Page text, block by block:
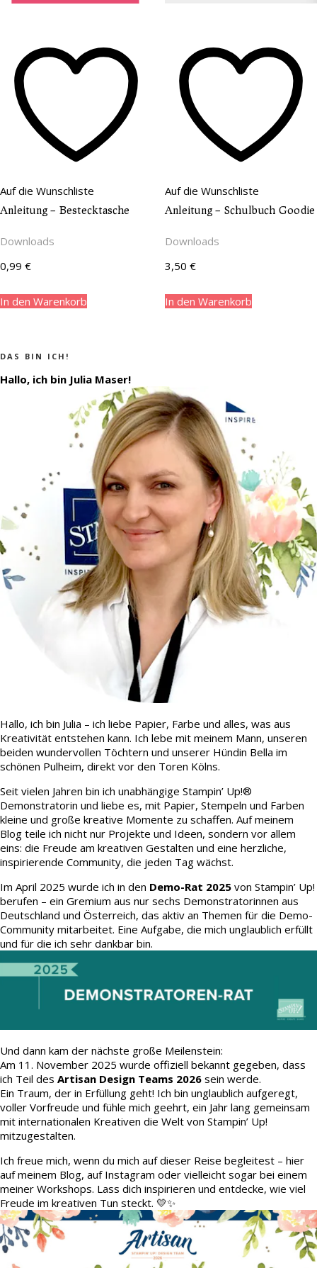
Auf die Wunschliste
Anleitung – Bestecktasche
Downloads
0,99 €
In den Warenkorb
Auf die Wunschliste
Anleitung – Schulbuch Goodie
Downloads
3,50 €
In den Warenkorb
DAS BIN ICH!
Hallo, ich bin Julia Maser!
Hallo, ich bin Julia – ich liebe Papier, Farbe und alles, was aus
Kreativität entstehen kann. Ich lebe mit meinem Mann, unseren
beiden wundervollen Töchtern und unserer Hündin Bella im
schönen Pulheim, direkt vor den Toren Kölns.
Seit vielen Jahren bin ich unabhängige Stampin’ Up!®
Demonstratorin und liebe es, mit Papier, Stempeln und Farben
kleine und große kreative Momente zu schaffen. Auf meinem
Blog teile ich nicht nur Projekte und Ideen, sondern vor allem
eins: die Freude am kreativen Gestalten und eine herzliche,
inspirierende Community, die jeden Tag wächst.
Im April 2025 wurde ich in den Demo-Rat 2025 von Stampin’ Up!
berufen – ein Gremium aus nur sechs Demonstratorinnen aus
Deutschland und Österreich, das aktiv an Themen für die Demo-
Community mitarbeitet. Eine Aufgabe, die mich unglaublich erfüllt
und für die ich sehr dankbar bin.
Und dann kam der nächste große Meilenstein:
Am 11. November 2025 wurde offiziell bekannt gegeben, dass
ich Teil des Artisan Design Teams 2026 sein werde.
Ein Traum, der in Erfüllung geht! Ich bin unglaublich aufgeregt,
voller Vorfreude und fühle mich geehrt, ein Jahr lang gemeinsam
mit internationalen Kreativen die Welt von Stampin’ Up!
mitzugestalten.
Ich freue mich, wenn du mich auf dieser Reise begleitest – hier
auf meinem Blog, auf Instagram oder vielleicht sogar bei einem
meiner Workshops. Lass dich inspirieren und entdecke, wie viel
Freude im kreativen Tun steckt. 💛✨